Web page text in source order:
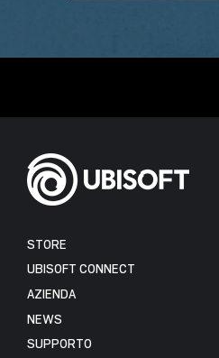
STORE
UBISOFT CONNECT
AZIENDA
NEWS
SUPPORTO